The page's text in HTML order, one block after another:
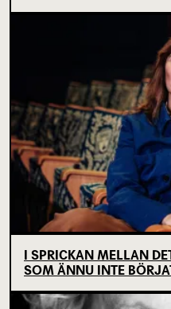
I SPRICKAN MELLAN
SOM ÄNNU INTE